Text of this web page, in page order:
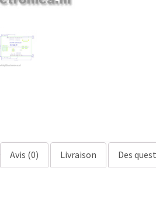
Avis (0) Livraison Des